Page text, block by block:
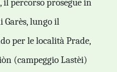
il percorso prosegue in
Garès, lungo il
per le località Prade,
(campeggio Lastèi)